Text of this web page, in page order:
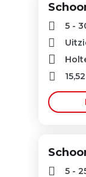
5 -
15,52
5 -